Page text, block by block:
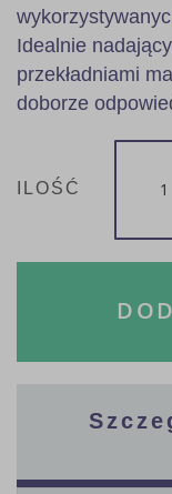
Idealnie
przekładniami
doborze
ILOŚĆ